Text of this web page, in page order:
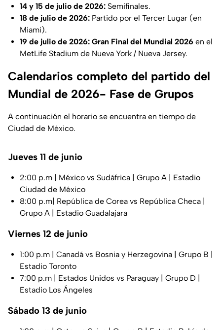
14 y 15 de julio de 2026: Semifinales.
18 de julio de 2026: Partido por el Tercer Lugar (en
Miami).
19 de julio de 2026: Gran Final del Mundial 2026 en el
MetLife Stadium de Nueva York / Nueva Jersey.
Calendarios completo del partido del
Mundial de 2026- Fase de Grupos
A continuación el horario se encuentra en tiempo de
Ciudad de México.
Jueves 11 de junio
2:00 p.m | México vs Sudáfrica | Grupo A | Estadio
Ciudad de México
8:00 p.m| República de Corea vs República Checa |
Grupo A | Estadio Guadalajara
Viernes 12 de junio
1:00 p.m | Canadá vs Bosnia y Herzegovina | Grupo B |
Estadio Toronto
7:00 p.m | Estados Unidos vs Paraguay | Grupo D |
Estadio Los Ángeles
Sábado 13 de junio